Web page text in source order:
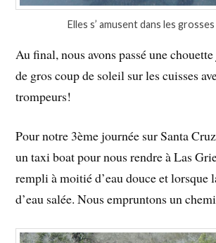
Elles s’ amusent dans les
Au final, nous avons passé une
de gros coup de soleil sur les cuisses
trompeurs!
Pour notre 3ème journée sur Santa
un taxi boat pour nous rendre à Las
rempli à moitié d’eau douce et lorsque
d’eau salée. Nous empruntons un